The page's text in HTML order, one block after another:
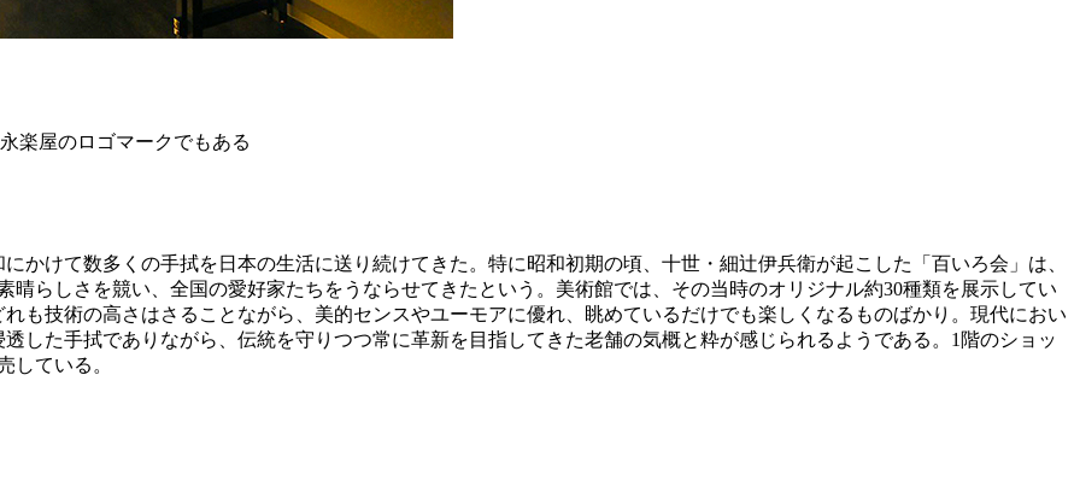
楽屋のロゴマークでもある
かけて数多くの手拭を日本の生活に送り続けてきた。特に昭和初期の頃、十世・細辻伊兵衛が起こした「百いろ会」は、
晴らしさを競い、全国の愛好家たちをうならせてきたという。美術館では、その当時のオリジナル約30種類を展示してい
も技術の高さはさることながら、美的センスやユーモアに優れ、眺めているだけでも楽しくなるものばかり。現代におい
した手拭でありながら、伝統を守りつつ常に革新を目指してきた老舗の気概と粋が感じられるようである。1階のショッ
している。